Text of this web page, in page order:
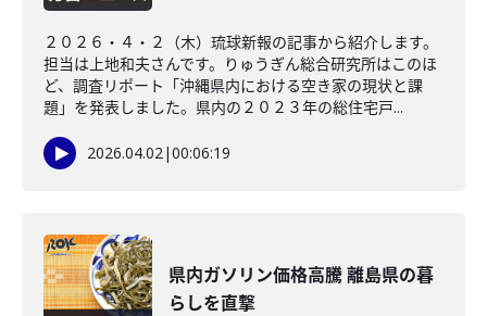
２０２６・４・２（木）琉球新報の記事から紹介します。
担当は上地和夫さんです。りゅうぎん総合研究所はこのほ
ど、調査リポート「沖縄県内における空き家の現状と課
題」を発表しました。県内の２０２３年の総住宅戸...
2026.04.02|00:06:19
県内ガソリン価格高騰 離島県の暮
らしを直撃